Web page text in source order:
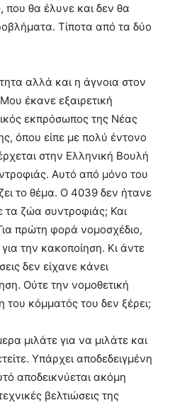
που θα έλυνε και δεν θα
Τίποτα από τα δύο
αλλά και η άγνοια στον
έκανε εξαιρετική
εκπρόσωπος της Νέας
όπου είπε με πολύ έντονο
στην Ελληνική Βουλή
Αυτό από μόνο του
το θέμα. Ο 4039 δεν ήτανε
ζώα συντροφιάς; Και
πρώτη φορά νομοσχέδιο,
την κακοποίηση. Κι άντε
δεν είχανε κάνει
Ούτε την νομοθετική
του κόμματός του δεν ξέρει;
μιλάτε για να μιλάτε και
Υπάρχει αποδεδειγμένη
αποδεικνύεται ακόμη
βελτιώσεις της